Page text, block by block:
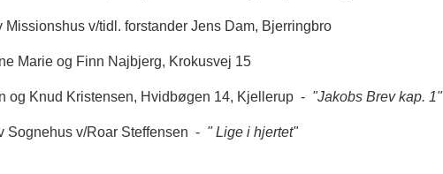
v/tidl. forstander Jens Dam, Bjerringbro
Marie og Finn Najbjerg, Krokusvej 15
og Knud Kristensen, Hvidbøgen 14, Kjellerup - "Jakobs Brev kap. 1"
Sognehus v/Roar Steffensen - " Lige i hjertet"